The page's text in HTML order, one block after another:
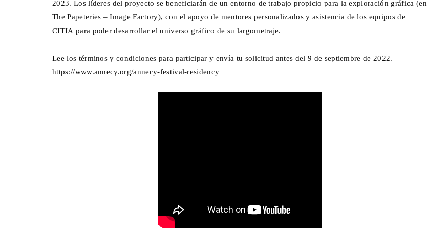
2023. Los líderes del proyecto se beneficiarán de un entorno de trabajo propicio para la exploración gráfica (en
The Papeteries – Image Factory), con el apoyo de mentores personalizados y asistencia de los equipos de
CITIA para poder desarrollar el universo gráfico de su largometraje.
Lee los términos y condiciones para participar y envía tu solicitud antes del 9 de septiembre de 2022.
https://www.annecy.org/annecy-festival-residency